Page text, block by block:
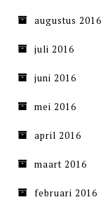
augustus 2016
juli 2016
juni 2016
mei 2016
april 2016
maart 2016
februari 2016